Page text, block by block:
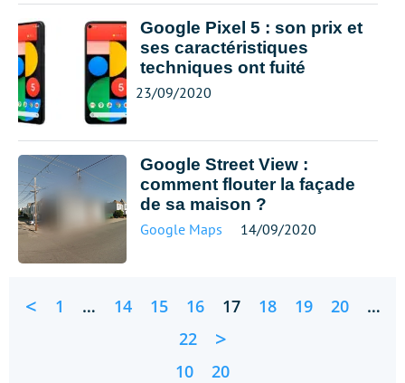
Google Pixel 5 : son prix et
ses caractéristiques
techniques ont fuité
23/09/2020
Google Street View :
comment flouter la façade
de sa maison ?
Google Maps 14/09/2020
< 1 … 14 15 16 17 18 19 20
…
22
>
10 20